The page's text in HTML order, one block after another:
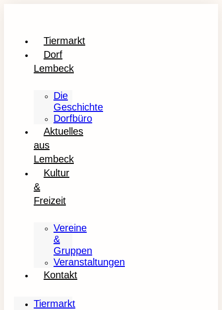
Tiermarkt
Dorf
Lembeck
Die
Geschichte
Dorfbüro
Aktuelles
aus
Lembeck
Kultur
&
Freizeit
Vereine
&
Gruppen
Veranstaltungen
Kontakt
Tiermarkt